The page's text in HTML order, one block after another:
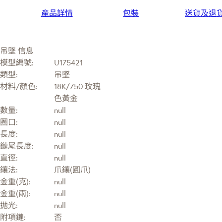
產品詳情 包裝 送貨及退
吊墜 信息
模型編號:
U175421
類型:
吊墜
材料/顔色:
18K/750 玫瑰
色黃金
數量:
null
圈口:
null
長度:
null
鏈尾長度:
null
直徑:
null
鑲法:
爪鑲(圓爪)
金重(克):
null
金重(兩):
null
拋光:
null
附項鏈:
否